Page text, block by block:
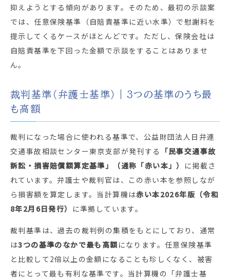
抑えようとする傾向があります。そのため、最初の示談案
では、任意保険基準（自賠責基準に近い水準）で慰謝料を
提示してくるケースがほとんどです。ただし、保険会社は
自賠責基準を下回った金額で示談をすることはありませ
ん。
裁判基準（弁護士基準）｜3つの基準のうち最
も高額
裁判になった場合に使われる基準で、公益財団法人日弁連
交通事故相談センター東京支部が発刊する
「民事交通事故
訴訟・損害賠償額算定基準」（通称「赤い本」）
に掲載さ
れています。弁護士や裁判官は、この赤い本を参照しなが
ら損害額を算定します。当計算機は赤い本2026年版（令和
8年2月6日発行）
に準拠しています。
裁判基準は、過去の裁判例の集積をもとにしており、通常
は3つの基準のなかで最も高額 になります。任意保険基準
と比較して2倍以上の金額になることも珍しくなく、被害
者にとって最も有利な基準です。当計算機の「弁護士基